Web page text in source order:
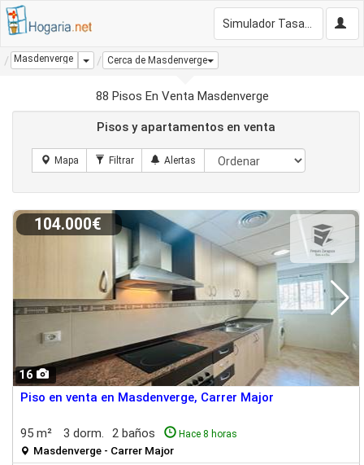
Masdenverge Dropdown
Cerca de Masdenverge
88 Pisos En Venta Masdenverge
Pisos y apartamentos en venta
16
104.000€
Piso en venta en Masdenverge, Carrer Major
95 m² 3 dorm. 2 baños Hace 8 horas
Masdenverge - Carrer Major